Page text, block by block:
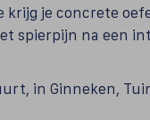
krijg je concrete
spierpijn na een
in Ginneken,